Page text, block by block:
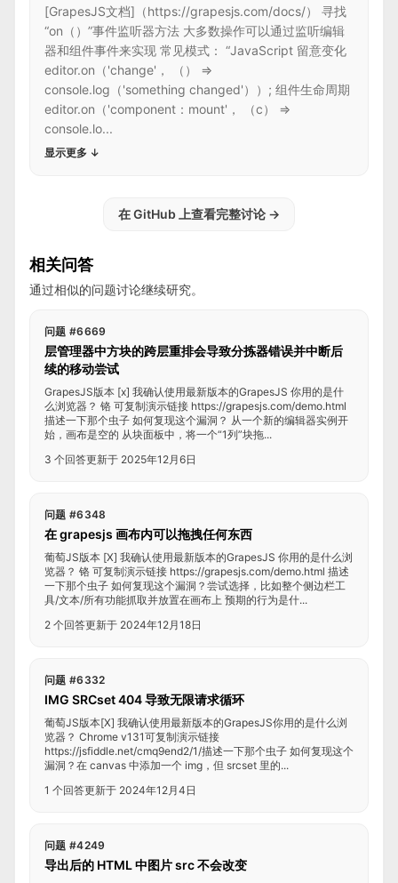
[GrapesJS文档]（https://grapesjs.com/docs/） 寻找
“on（）”事件监听器方法 大多数操作可以通过监听编辑
器和组件事件来实现 常见模式： “JavaScript 留意变化
editor.on（'change'， （） =>
console.log（'something changed'））; 组件生命周期
editor.on（'component：mount'， （c） =>
console.lo...
显示更多 ↓
在 GitHub 上查看完整讨论 →
相关问答
通过相似的问题讨论继续研究。
问题 #6669
层管理器中方块的跨层重排会导致分拣器错误并中断后
续的移动尝试
GrapesJS版本 [x] 我确认使用最新版本的GrapesJS 你用的是什
么浏览器？ 铬 可复制演示链接 https://grapesjs.com/demo.html
描述一下那个虫子 如何复现这个漏洞？ 从一个新的编辑器实例开
始，画布是空的 从块面板中，将一个“1列”块拖...
3 个回答更新于 2025年12月6日
问题 #6348
在 grapesjs 画布内可以拖拽任何东西
葡萄JS版本 [X] 我确认使用最新版本的GrapesJS 你用的是什么浏
览器？ 铬 可复制演示链接 https://grapesjs.com/demo.html 描述
一下那个虫子 如何复现这个漏洞？尝试选择，比如整个侧边栏工
具/文本/所有功能抓取并放置在画布上 预期的行为是什...
2 个回答更新于 2024年12月18日
问题 #6332
IMG SRCset 404 导致无限请求循环
葡萄JS版本[X] 我确认使用最新版本的GrapesJS你用的是什么浏
览器？ Chrome v131可复制演示链接
https://jsfiddle.net/cmq9end2/1/描述一下那个虫子 如何复现这个
漏洞？在 canvas 中添加一个 img，但 srcset 里的...
1 个回答更新于 2024年12月4日
问题 #4249
导出后的 HTML 中图片 src 不会改变